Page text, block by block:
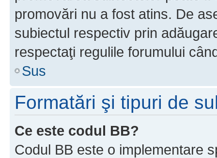
promovări nu a fost atins. De
subiectul respectiv prin
respectaţi regulile forumului
Sus
Formatări şi tipuri de
Ce este codul BB?
Codul BB este o implementare